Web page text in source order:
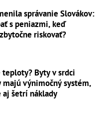
správanie Slovákov:
s peniazmi, keď
riskovať?
Byty v srdci
majú výnimočný systém,
aj šetrí náklady